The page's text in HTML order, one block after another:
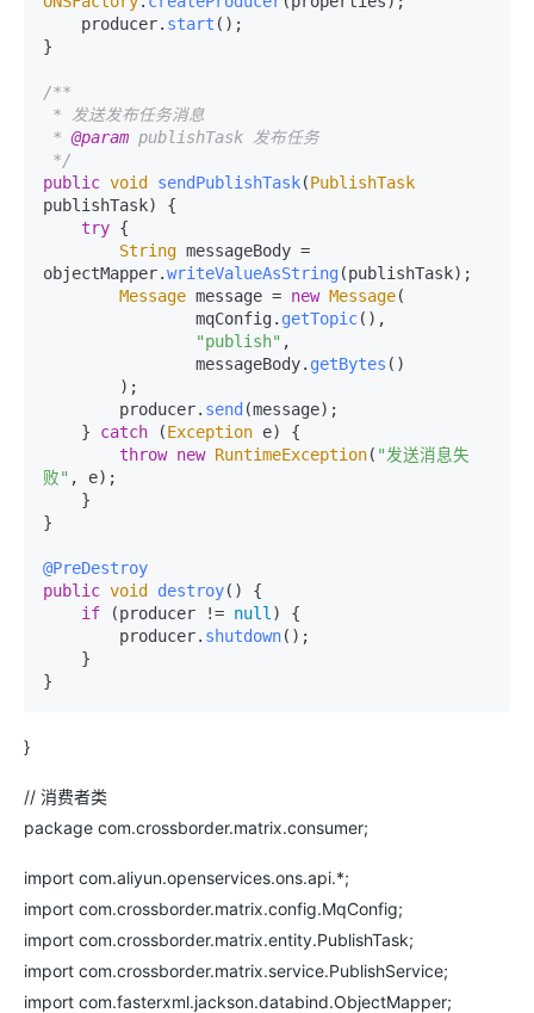
    producer.
start ();
}
/**
* @param publishTask 发布任务
*/
public void sendPublishTask(PublishTask
publishTask) {
try {
String messageBody =
objectMapper.writeValueAsString (publishTask);
Message message = new Message(
                mqConfig.
getTopic(),
"publish" ,
                messageBody.
getBytes ()
        producer.
send (message);
    }
catch (Exception e) {
throw new RuntimeException( "发送消息失
败" , e);
}
@PreDestroy
public void destroy( ) {
if (producer != null ) {
        producer.
shutdown();
}
// 消费者类
package com.crossborder.matrix.consumer;
import com.aliyun.openservices.ons.api.*;
import com.crossborder.matrix.config.MqConfig;
import com.crossborder.matrix.entity.PublishTask;
import com.crossborder.matrix.service.PublishService;
import com.fasterxml.jackson.databind.ObjectMapper;